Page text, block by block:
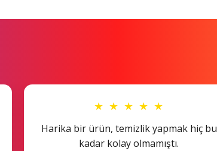
★ ★ ★ ★ ★
Harika bir ürün, temizlik yapmak hiç bu
kadar kolay olmamıştı.